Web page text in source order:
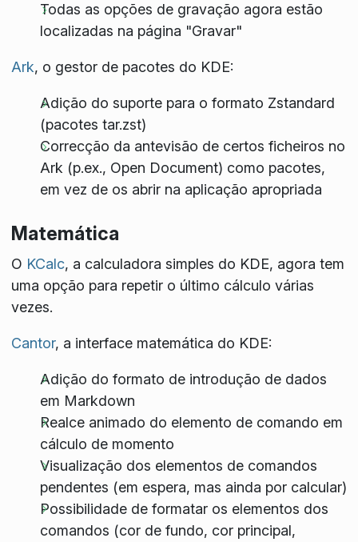
Todas as opções de gravação agora estão
localizadas na página "Gravar"
Ark, o gestor de pacotes do KDE:
Adição do suporte para o formato Zstandard
(pacotes tar.zst)
Correcção da antevisão de certos ficheiros no
Ark (p.ex., Open Document) como pacotes,
em vez de os abrir na aplicação apropriada
Matemática
O KCalc, a calculadora simples do KDE, agora tem
uma opção para repetir o último cálculo várias
vezes.
Cantor, a interface matemática do KDE:
Adição do formato de introdução de dados
em Markdown
Realce animado do elemento de comando em
cálculo de momento
Visualização dos elementos de comandos
pendentes (em espera, mas ainda por calcular)
Possibilidade de formatar os elementos dos
comandos (cor de fundo, cor principal,